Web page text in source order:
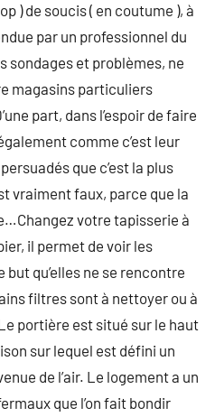
) de soucis ( en coutume ), à
par un professionnel du
sondages et problèmes, ne
magasins particuliers
part, dans l’espoir de faire
comme c’est leur
que c’est la plus
vraiment faux, parce que la
votre tapisserie à
il permet de voir les
but qu’elles ne se rencontre
filtres sont à nettoyer ou à
portière est situé sur le haut
sur lequel est défini un
de l’air. Le logement a un
que l’on fait bondir